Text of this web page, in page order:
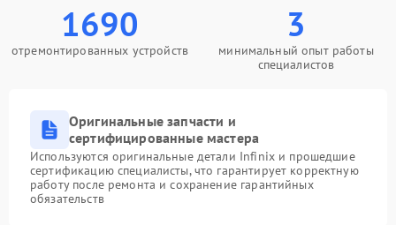
1690
отремонтированных устройств
3
минимальный опыт работы
специалистов
Оригинальные запчасти и
сертифицированные мастера
Используются оригинальные детали Infinix и прошедшие
сертификацию специалисты, что гарантирует корректную
работу после ремонта и сохранение гарантийных
обязательств